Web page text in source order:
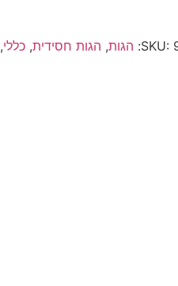
SKU: הגות, הגות חסידית, כללי,